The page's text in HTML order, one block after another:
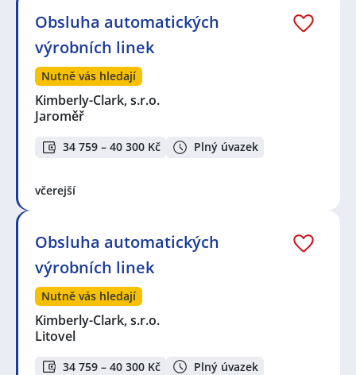
Obsluha automatických
výrobních linek
Nutně vás hledají
Kimberly-Clark, s.r.o.
Jaroměř
34 759 – 40 300 Kč Plný úvazek
včerejší
Obsluha automatických
výrobních linek
Nutně vás hledají
Kimberly-Clark, s.r.o.
Litovel
34 759 – 40 300 Kč Plný úvazek